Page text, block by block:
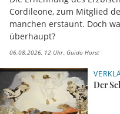
Cordileone, zum Mitglied
manchen erstaunt. Doch
überhaupt?
06.08.2026, 12 Uhr Guido Horst
Der